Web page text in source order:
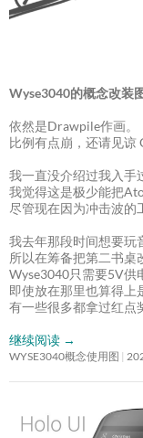
Wyse3040的概念改装
依然是Drawpile作画。
比例有点崩，还请见谅
我一直没介绍过我入手
我觉得这是极少能把
尽管现在因为冲击波的
我去年那段时间想要玩
所以在筹备把第二书桌
Wyse3040只需要5V供
即使放在那里也算得上
有一些很多都拿过红点
继续阅读 →
WYSE3040概念使用图